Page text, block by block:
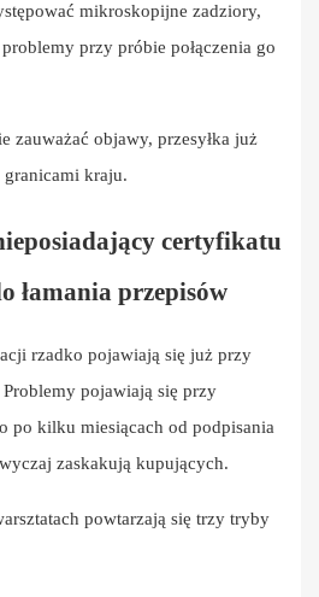
mikroskopijne zadziory,
przy próbie połączenia go
zauważać objawy, przesyłka już
granicami kraju.
certyfikatu
łamania przepisów
rzadko pojawiają się już przy
pojawiają się przy
po kilku miesiącach od podpisania
zaskakują kupujących.
powtarzają się trzy tryby